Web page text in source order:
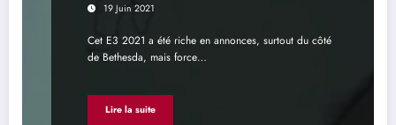
19 Juin 2021
Cet E3 2021 a été riche en annonces, surtout du côté
de Bethesda, mais force…
Lire la suite